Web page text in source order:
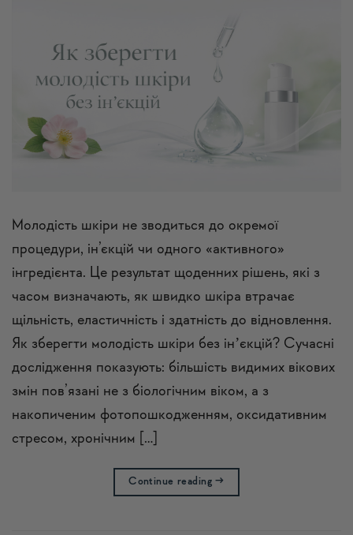
Молодість шкіри не зводиться до окремої
процедури, ін’єкцій чи одного «активного»
інгредієнта. Це результат щоденних рішень, які з
часом визначають, як швидко шкіра втрачає
щільність, еластичність і здатність до відновлення.
Як зберегти молодість шкіри без інʼєкцій? Сучасні
дослідження показують: більшість видимих вікових
змін пов’язані не з біологічним віком, а з
накопиченим фотопошкодженням, оксидативним
стресом, хронічним […]
Continue reading→